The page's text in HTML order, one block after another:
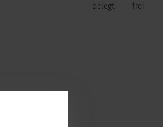
belegt frei